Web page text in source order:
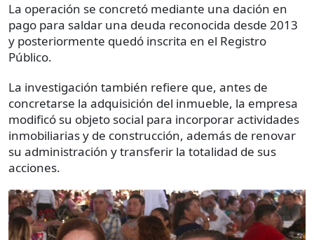
La operación se concretó mediante una dación en
pago para saldar una deuda reconocida desde 2013
y posteriormente quedó inscrita en el Registro
Público.
La investigación también refiere que, antes de
concretarse la adquisición del inmueble, la empresa
modificó su objeto social para incorporar actividades
inmobiliarias y de construcción, además de renovar
su administración y transferir la totalidad de sus
acciones.